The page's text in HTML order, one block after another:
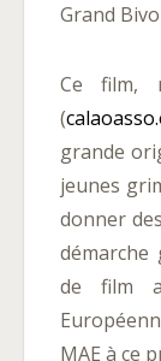
Grand
Ce film,
(
grande
jeunes
donner
démarche
de film
MAE à ce